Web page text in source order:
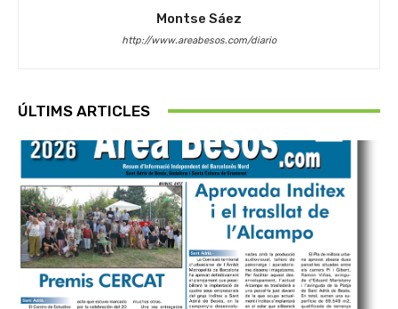
Montse Sáez
http://www.areabesos.com/diario
ÚLTIMS ARTICLES